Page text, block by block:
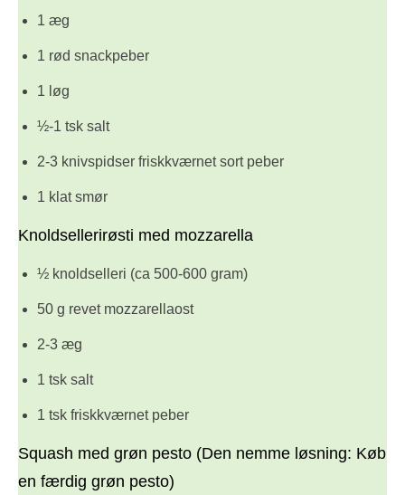
1 æg
1 rød snackpeber
1 løg
½-1 tsk salt
2-3 knivspidser friskkværnet sort peber
1 klat smør
Knoldsellerirøsti med mozzarella
½ knoldselleri (ca 500-600 gram)
50 g revet mozzarellaost
2-3 æg
1 tsk salt
1 tsk friskkværnet peber
Squash med grøn pesto (Den nemme løsning: Køb
en færdig grøn pesto)